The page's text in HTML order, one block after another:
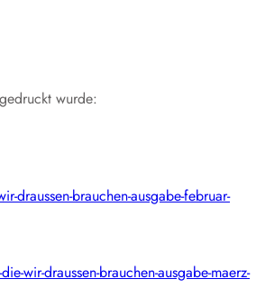
wurde:
draussen-brauchen-ausgabe-februar-
wir-draussen-brauchen-ausgabe-maerz-